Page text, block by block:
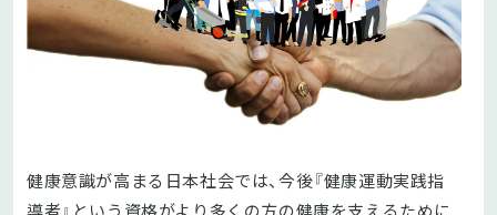
健康意識が高まる日本社会では、今後『健康運動実践指